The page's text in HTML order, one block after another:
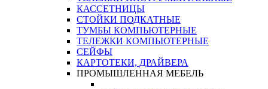
КАССЕТНИЦЫ
СТОЙКИ ПОДКАТНЫЕ
ТУМБЫ КОМПЬЮТЕРНЫЕ
ТЕЛЕЖКИ КОМПЬЮТЕРНЫЕ
СЕЙФЫ
КАРТОТЕКИ, ДРАЙВЕРА
ПРОМЫШЛЕННАЯ МЕБЕЛЬ